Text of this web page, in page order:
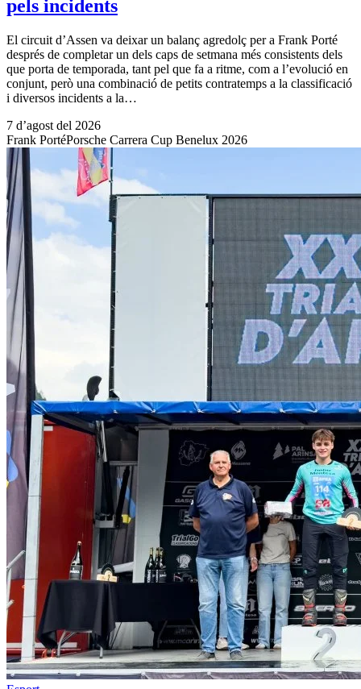
pels incidents
El circuit d’Assen va deixar un balanç agredolç per a Frank Porté
després de completar un dels caps de setmana més consistents dels
que porta de temporada, tant pel que fa a ritme, com a l’evolució en
conjunt, però una combinació de petits contratemps a la classificació
i diversos incidents a la…
7 d’agost del 2026
Frank PortéPorsche Carrera Cup Benelux 2026